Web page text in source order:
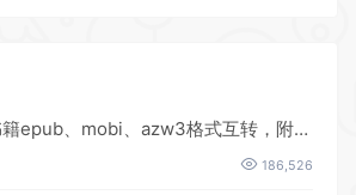
、mobi、azw3格式互转，附海量电子书籍资源
186,526